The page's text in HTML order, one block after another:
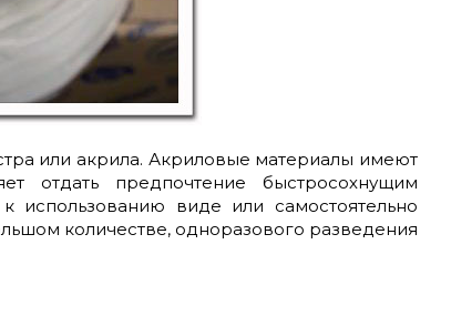
или акрила. Акриловые материалы имеют
отдать предпочтение быстросохнущим
виде или самостоятельно
количестве, одноразового разведения